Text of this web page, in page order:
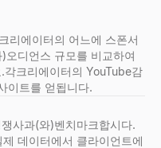
리에이터의 어느에 스폰서
오디언스 규모를 비교하여
크리에이터의 YouTube감
이트를 얻됩니다.
사과(와)벤치마크합시다.
데이터에서 클라이언트에